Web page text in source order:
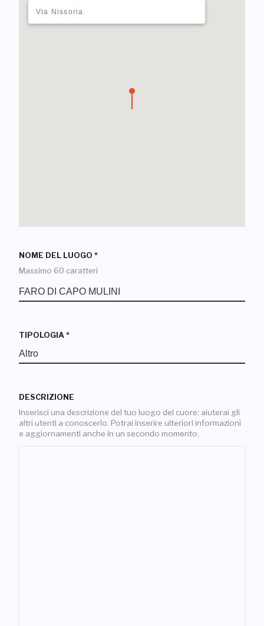
NOME DEL LUOGO *
Massimo 60 caratteri
TIPOLOGIA *
DESCRIZIONE
Inserisci una descrizione del tuo luogo del cuore: aiuterai gli
altri utenti a conoscerlo. Potrai inserire ulteriori informazioni
e aggiornamenti anche in un secondo momento.